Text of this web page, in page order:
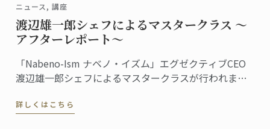
ニュース, 講座
渡辺雄一郎シェフによるマスタークラス ～
アフターレポート～
「Nabeno-Ism ナベノ・イズム」エグゼクティブCEO
渡辺雄一郎シェフによるマスタークラスが行われまし
詳しくはこちら